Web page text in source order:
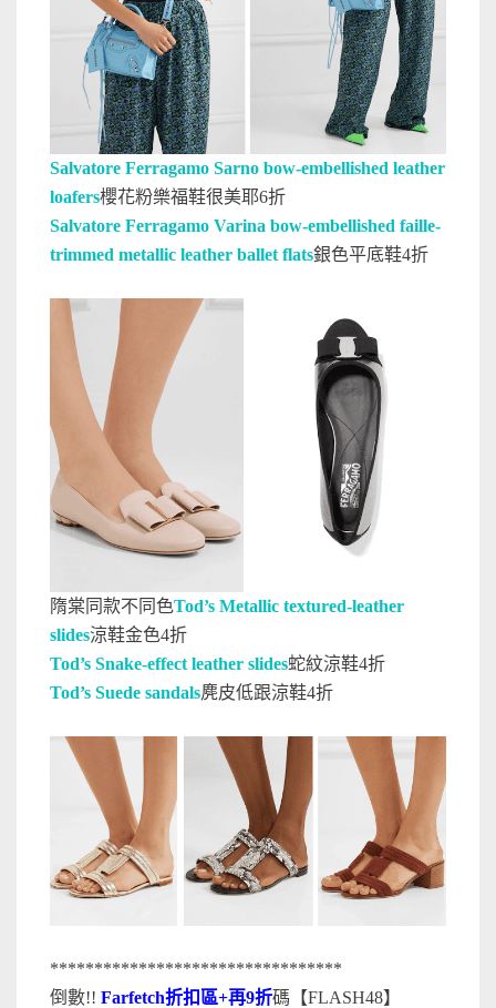
Salvatore Ferragamo Sarno bow-embellished leather
loafers櫻花粉樂福鞋很美耶6折
Salvatore Ferragamo Varina bow-embellished faille-
trimmed metallic leather ballet flats銀色平底鞋4折
隋棠同款不同色Tod’s Metallic textured-leather
slides涼鞋金色4折
Tod’s Snake-effect leather slides蛇紋涼鞋4折
Tod’s Suede sandals麂皮低跟涼鞋4折
*********************************
倒數!! Farfetch折扣區+再9折碼【FLASH48】